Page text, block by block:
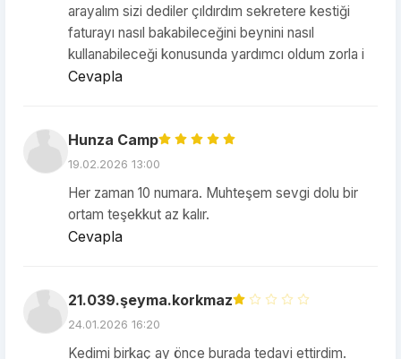
arayalım sizi dediler çıldırdım sekretere kestiği
faturayı nasıl bakabileceğini beynini nasıl
kullanabileceği konusunda yardımcı oldum zorla i
Cevapla
Hunza Camp
19.02.2026 13:00
Her zaman 10 numara. Muhteşem sevgi dolu bir
ortam teşekkut az kalır.
Cevapla
21.039.şeyma.korkmaz
24.01.2026 16:20
Kedimi birkaç ay önce burada tedavi ettirdim.